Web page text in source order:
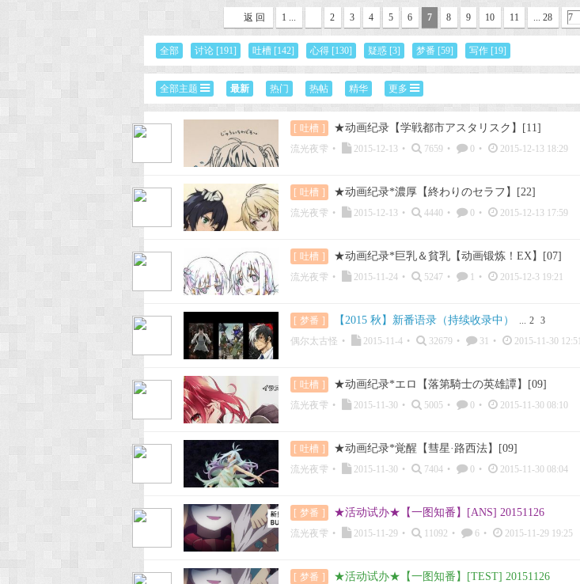
元
1 ... 2 3 4 5 6 7 8 9 10 11 ... 28
返 回
全部 讨论 [191] 吐槽 [142] 心得 [130] 疑惑 [3] 梦番 [59] 写作 [19]
全部主题 最新 热门 热帖 精华 更多
[ 吐槽 ] ★动画纪录【学戦都市アスタリスク】[11]
流光夜雫 • 2015-12-13 • 7659 • 0 •
2015-12-13 18:29
[ 吐槽 ] ★动画纪录*濃厚【終わりのセラフ】[22]
流光夜雫 • 2015-12-13 • 4440 • 0 •
2015-12-13 17:59
[ 吐槽 ] ★动画纪录*巨乳＆貧乳【动画锻炼！EX】[07]
流光夜雫 • 2015-11-24 • 5247 • 1 •
2015-12-3 19:21
[ 梦番 ] 【2015 秋】新番语录（持续收录中） ... 2 3
偶尔太古怪 • 2015-11-4 • 32679 • 31 •
2015-11-30 12:51
[ 吐槽 ] ★动画纪录*エロ【落第騎士の英雄譚】[09]
流光夜雫 • 2015-11-30 • 5005 • 0 •
2015-11-30 08:10
[ 吐槽 ] ★动画纪录*覚醒【彗星·路西法】[09]
流光夜雫 • 2015-11-30 • 7404 • 0 •
2015-11-30 08:04
[ 梦番 ] ★活动试办★【一图知番】[ANS] 20151126
流光夜雫 • 2015-11-29 • 11092 • 6 •
2015-11-29 19:25
[ 梦番 ] ★活动试办★【一图知番】[TEST] 20151126